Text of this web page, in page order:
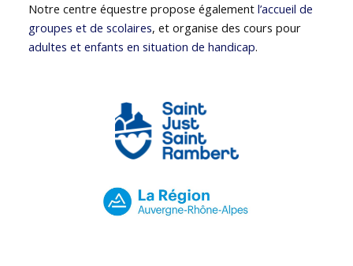
Notre centre équestre propose égalementl’accueil de
groupes et de scolaires, et organise des cours pour
adultes et enfants en situation de handicap.